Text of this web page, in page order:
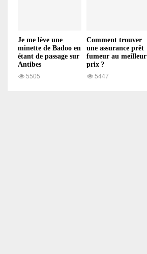
Je me lève une
minette de Badoo en
étant de passage sur
Antibes
5505
Comment trouver
une assurance prêt
fumeur au meilleur
prix ?
5447